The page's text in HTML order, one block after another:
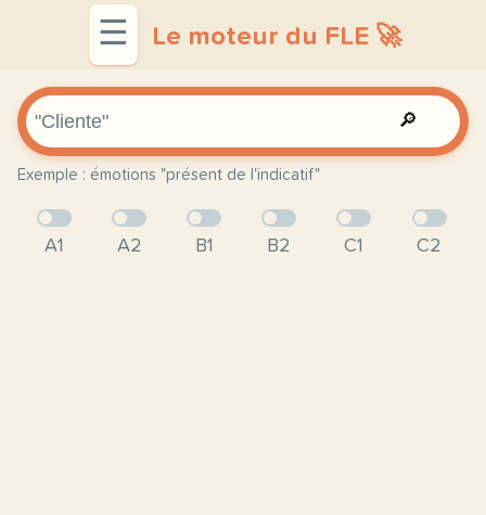
☰ Le moteur du FLE 🚀
🔎
Exemple : émotions "présent de l'indicatif"
A1 A2 B1 B2 C1 C2